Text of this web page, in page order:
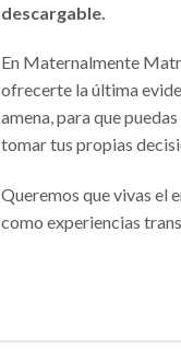
descargable.
En Maternalmente
ofrecerte la última
amena, para que
tomar tus propias
Queremos que vivas el
como experiencias